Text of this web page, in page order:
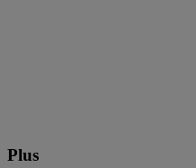
Plus